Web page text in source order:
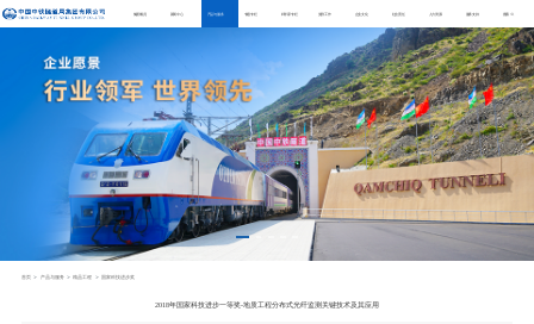
集团概况 新闻中心 产品与服务 专题专栏 科学家专栏 党群工作 企业文化 社会责任 人力资源 服务支持 搜索
首页 产品与服务 精品工程 国家科技进步奖
2018年国家科技进步一等奖-地质工程分布式光纤监测关键技术及其应用